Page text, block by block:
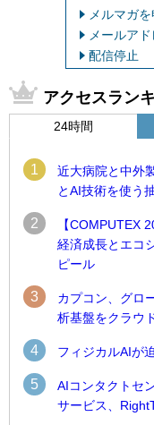
メルマガ
メールア
配信停止
アクセスラン
24時間
1
近大病院と中外
とAI技術を使う
2
【COMPUTEX
経済成長とエコ
ピール
3
カプコン、グロ
析基盤をクラウ
4 フィジカルAIが
5
AIコンタクトセ
サービス、